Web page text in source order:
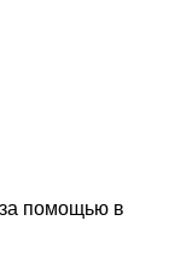
помощью в